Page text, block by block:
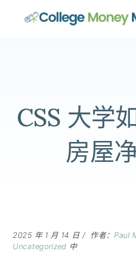
大学资金方法
CSS 大学
房屋
2025 年 1 月 14 日 作者：Paul
Uncategorized 中